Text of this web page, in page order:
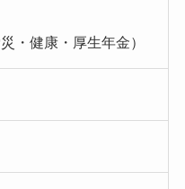
・健康・厚生年金）